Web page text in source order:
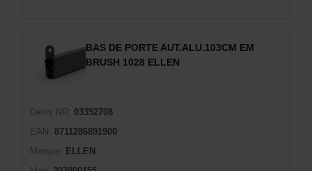
BAS DE PORTE AUT.ALU.103CM EM
BRUSH 1028 ELLEN
Dexis NR:
03352708
EAN:
8711286891900
Marque:
ELLEN